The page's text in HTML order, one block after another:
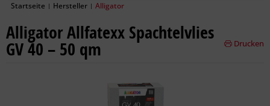
Startseite | Hersteller | Alligator
Alligator Allfatexx Spachtelvlies
GV 40 – 50 qm Drucken